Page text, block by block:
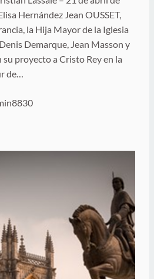
Hernández Jean OUSSET,
la Hija Mayor de la Iglesia
Demarque, Jean Masson y
proyecto a Cristo Rey en la
de…